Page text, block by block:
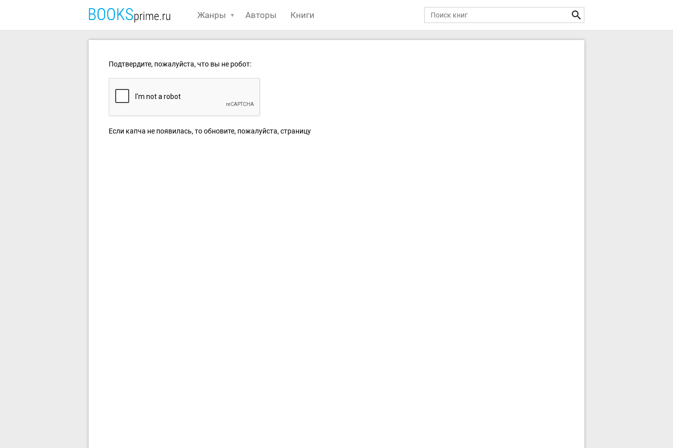
Жанры Авторы Книги
Подтвердите, пожалуйста, что вы не робот:
Если капча не появилась, то обновите, пожалуйста, страницу